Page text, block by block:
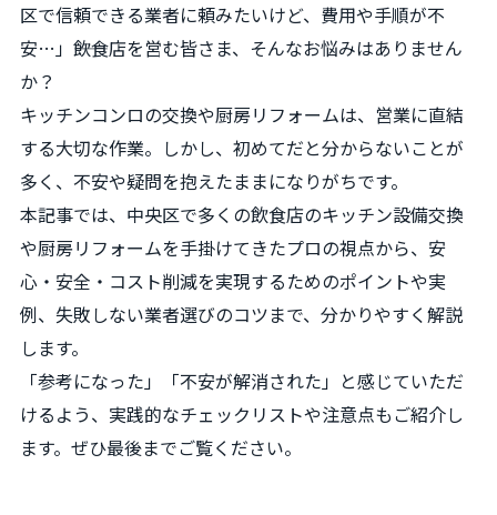
区で信頼できる業者に頼みたいけど、費用や手順が不
安…」――飲食店を営む皆さま、そんなお悩みはありません
か？
キッチンコンロの交換や厨房リフォームは、営業に直結
する大切な作業。しかし、初めてだと分からないことが
多く、不安や疑問を抱えたままになりがちです。
本記事では、中央区で多くの飲食店のキッチン設備交換
や厨房リフォームを手掛けてきたプロの視点から、安
心・安全・コスト削減を実現するためのポイントや実
例、失敗しない業者選びのコツまで、分かりやすく解説
します。
「参考になった」「不安が解消された」と感じていただ
けるよう、実践的なチェックリストや注意点もご紹介し
ます。ぜひ最後までご覧ください。